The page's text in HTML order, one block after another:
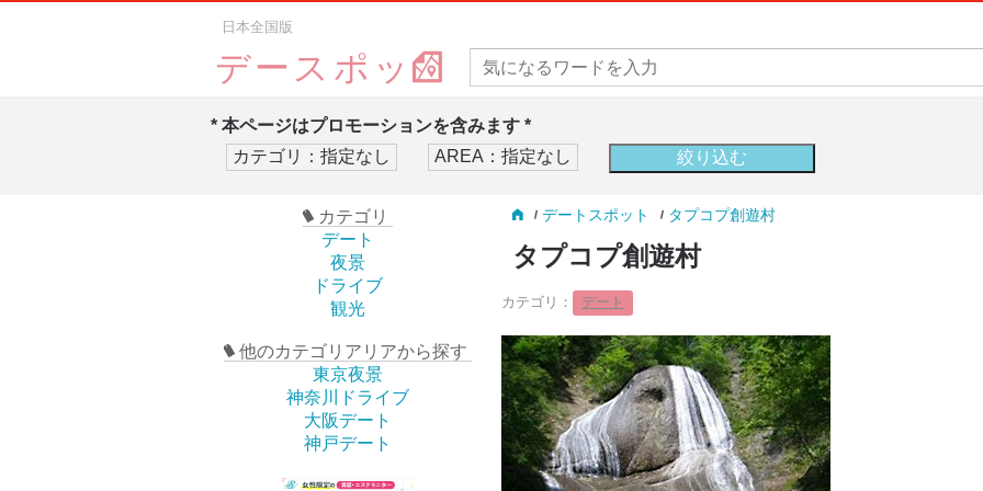
日本全国版
デースポッ
* 本ページはプロモーションを含みます *
カテゴリ
デート
夜景
ドライブ
観光
他のカテゴリアリアから探す
東京夜景
神奈川ドライブ
大阪デート
神戸デート
デートスポット タプコプ創遊村
タプコプ創遊村
カテゴリ： デート